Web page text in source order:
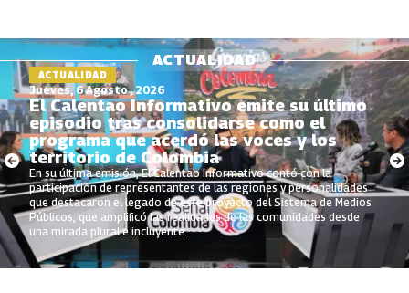
ACTUALIDAD
Jueves, 6 Agosto , 2026
El Calentao Informativo emite su último
episodio tras consolidarse como el
programa que acerdó las voces y los
territorio de Colombia
ACTUALIDAD
En su última emisión, El Calentao Informativo contó con la
participación de representantes de las regiones y personalidades
que destacaron el legado de este proyecto del Sistema de Medios
Públicos, que amplificó las realidades de las comunidades desde
una mirada plural e incluyente.